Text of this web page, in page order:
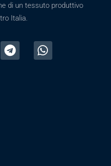
di un tessuto produttivo
Italia.